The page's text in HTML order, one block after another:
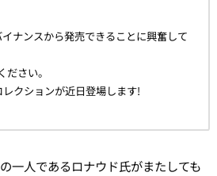
ナンスから発売できることに興奮して
さい。
レクションが近日登場します!
一人であるロナウド氏がまたしても